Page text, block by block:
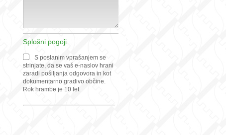
Splošni pogoji
S poslanim vprašanjem se
strinjate, da se vaš e-naslov hrani
zaradi pošiljanja odgovora in kot
dokumentarno gradivo občine.
Rok hrambe je 10 let.